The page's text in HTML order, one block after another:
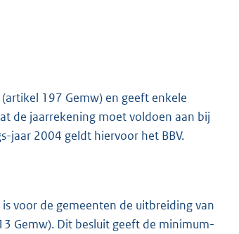
197 Gemw) en geeft enkele
de jaarrekening moet voldoen aan bij
jaar 2004 geldt hiervoor het BBV.
voor de gemeenten de uitbreiding van
Gemw). Dit besluit geeft de minimum-